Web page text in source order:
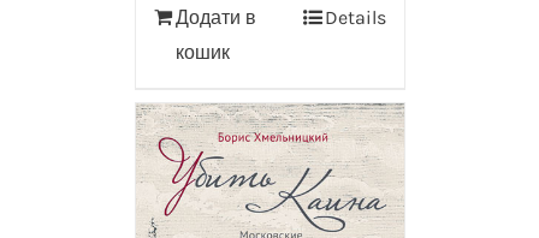
Додати в
кошик
Details